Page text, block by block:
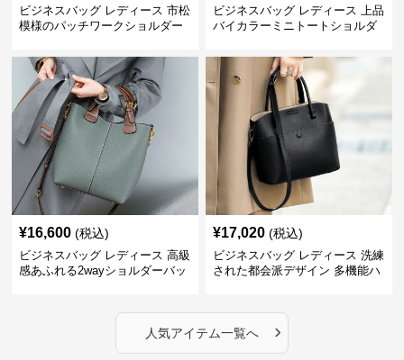
ビジネスバッグ レディース 市松
模様のパッチワークショルダー
ビジネスバッグ レディース 上品
バイカラーミニトートショルダ
¥16,600 (税込)
ビジネスバッグ レディース 高級
感あふれる2wayショルダーバッ
¥17,020 (税込)
ビジネスバッグ レディース 洗練
された都会派デザイン 多機能ハ
人気アイテム一覧へ ›